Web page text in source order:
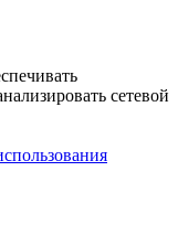
сетевой